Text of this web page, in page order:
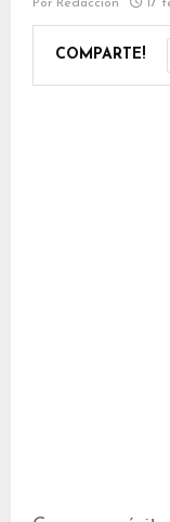
Por Redacción 17
COMPARTE!